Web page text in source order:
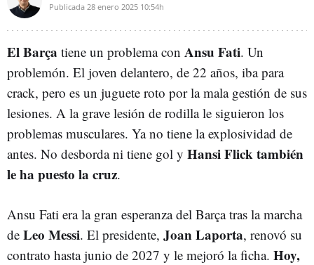
Publicada 28 enero 2025 10:54h
El Barça tiene un problema con Ansu Fati. Un
problemón. El joven delantero, de 22 años, iba para
crack, pero es un juguete roto por la mala gestión de sus
lesiones. A la grave lesión de rodilla le siguieron los
problemas musculares. Ya no tiene la explosividad de
antes. No desborda ni tiene gol y Hansi Flick también
le ha puesto la cruz.
Ansu Fati era la gran esperanza del Barça tras la marcha
de Leo Messi. El presidente, Joan Laporta, renovó su
contrato hasta junio de 2027 y le mejoró la ficha. Hoy,